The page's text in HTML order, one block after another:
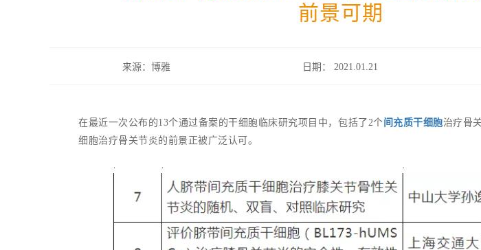
前景可期
来源：博雅 日期： 2021.01.21
在最近一次公布的13个通过备案的干细胞临床研究项目中，包括了2个间充质干细胞治疗骨
细胞治疗骨关节炎的前景正被广泛认可。